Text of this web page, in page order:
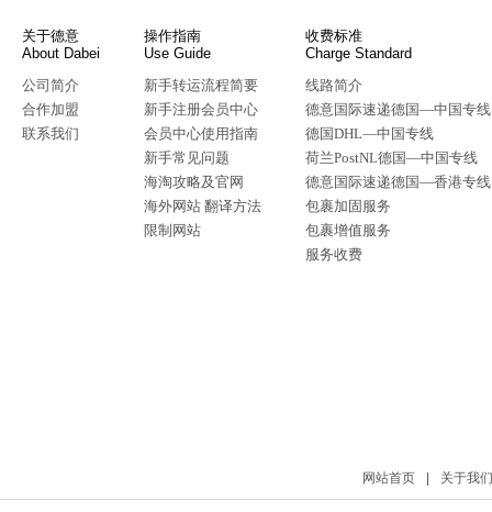
关于德意
About Dabei
公司简介
合作加盟
联系我们
操作指南
Use Guide
新手转运流程简要
新手注册会员中心
会员中心使用指南
新手常见问题
海淘攻略及官网
海外网站 翻译方法
限制网站
收费标准
Charge Standard
线路简介
德意国际速递德国—中国专线
德国DHL—中国专线
荷兰PostNL德国—中国专线
德意国际速递德国—香港专线
包裹加固服务
包裹增值服务
服务收费
网站首页 关于我们